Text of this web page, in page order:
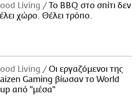
Living
Το BBQ στο σπίτι δεν
χώρο. Θέλει τρόπο.
Living
Οι εργαζόμενοι της
Gaming βίωσαν το World
από "μέσα"